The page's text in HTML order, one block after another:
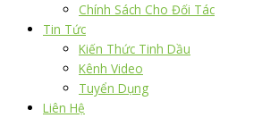
Chính Sách Cho Đối Tác
Tin Tức
Kiến Thức Tinh Dầu
Kênh Video
Tuyển Dụng
Liên Hệ